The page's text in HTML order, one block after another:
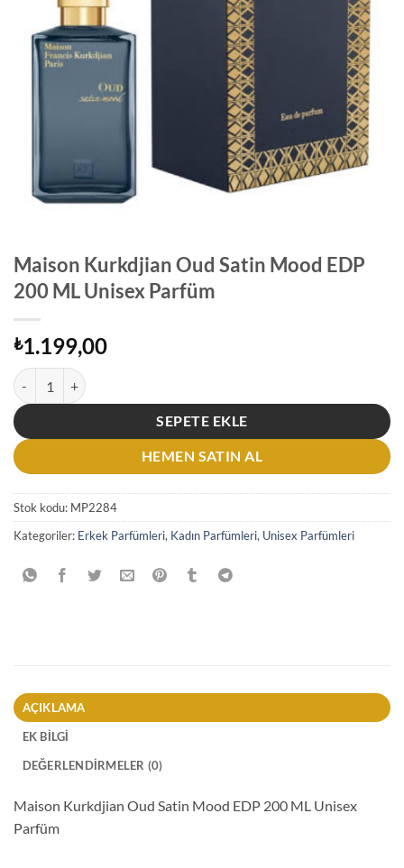
Maison Kurkdjian Oud Satin Mood EDP
200 ML Unisex Parfüm
₺1.199,00
Maison Kurkdjian Oud Satin Mood EDP 200 ML Unisex Parfüm adet
SEPETE EKLE
HEMEN SATIN AL
Stok kodu: MP2284
Kategoriler: Erkek Parfümleri, Kadın Parfümleri, Unisex Parfümleri
AÇIKLAMA
EK BILGI
DEĞERLENDIRMELER (0)
Maison Kurkdjian Oud Satin Mood EDP 200 ML Unisex
Parfüm